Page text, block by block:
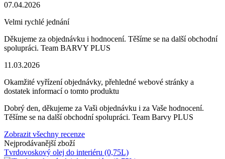
07.04.2026
Velmi rychlé jednání
Děkujeme za objednávku i hodnocení. Těšíme se na další obchodní
spolupráci. Team BARVY PLUS
11.03.2026
Okamžité vyřízení objednávky, přehledné webové stránky a
dostatek informací o tomto produktu
Dobrý den, děkujeme za Vaši objednávku i za Vaše hodnocení.
Těšíme se na další obchodní spolupráci. Team Barvy PLUS
Zobrazit všechny recenze
Nejprodávanější zboží
Tvrdovoskový olej do interiéru (0,75L)